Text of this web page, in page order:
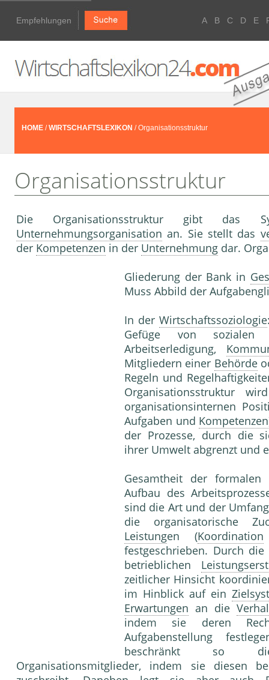
Empfehlungen A B C D E
HOME /WIRTSCHAFTSLEXIKON / Organisationsstruktur
Organisationsstruktur
Die Organisationsstruktur gibt
Unternehmungsorganisation an. Sie stellt das
der Kompetenzen in der Unternehmung dar.
Gliederung der Bank in
Muss Abbild der
In derWirtschaftssoziologie
Gefüge von sozialen
Arbeitserledigung,
Mitgliedern einer Behörde
Regeln und
Organisationsstruktur
organisationsinternen
Aufgaben und Kompetenzen
der Prozesse, durch die
ihrer Umwelt abgrenzt und
Gesamtheit der formalen
Aufbau des
sind die Art und der
die organisatorische
Leistungen (Koordination
festgeschrieben. Durch die
betrieblichen
zeitlicher Hinsicht
im Hinblick auf ein
Erwartungen an die
indem sie deren
Aufgabenstellung
beschränkt
Organisationsmitglieder, indem sie diesen